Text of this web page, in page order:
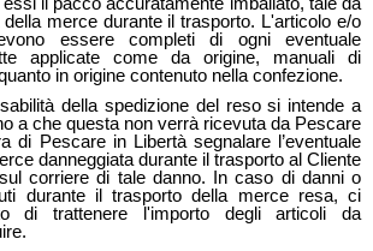
merce durante il trasporto. L'articolo e/o
essere completi di ogni eventuale
applicate come da origine, manuali di
in origine contenuto nella confezione.
della spedizione del reso si intende a
a che questa non verrà ricevuta da Pescare
di Pescare in Libertà segnalare l’eventuale
danneggiata durante il trasporto al Cliente
corriere di tale danno. In caso di danni o
durante il trasporto della merce resa, ci
di trattenere l'importo degli articoli da